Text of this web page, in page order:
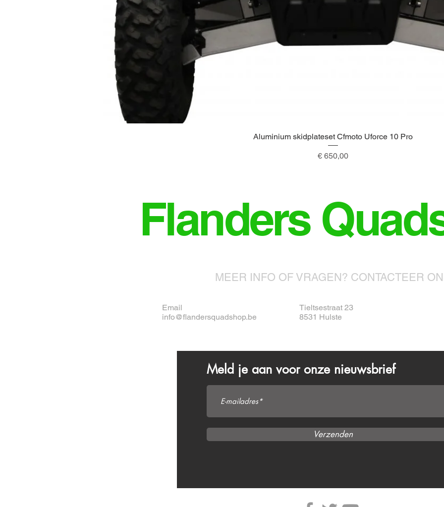
Snel overzicht
Aluminium skidplateset Cfmoto Uforce 10 Pro
Prijs
€ 650,00
Flanders
MEER INFO OF VRAGEN? CONTACTEER
Email
info@flandersquadshop.be
Tieltsestraat 23
8531 Hulste
Meld je aan voor onze nieuwsbrief
Verzenden